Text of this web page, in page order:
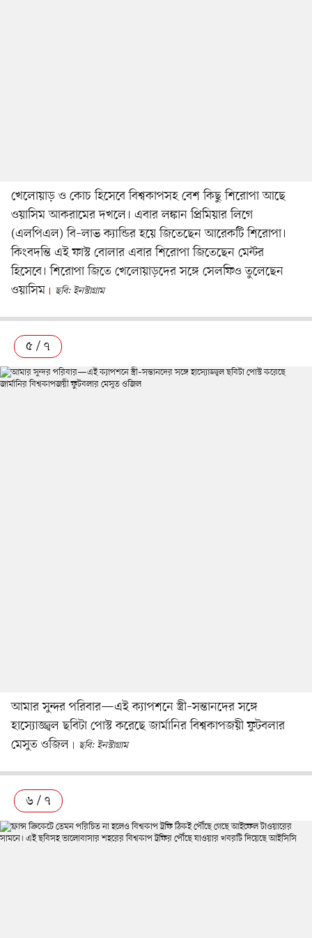
খেলোয়াড় ও কোচ হিসেবে বিশ্বকাপসহ বেশ কিছু শিরোপা আছে
ওয়াসিম আকরামের দখলে। এবার লঙ্কান প্রিমিয়ার লিগে
(এলপিএল) বি–লাভ ক্যান্ডির হয়ে জিতেছেন আরেকটি শিরোপা।
কিংবদন্তি এই ফাস্ট বোলার এবার শিরোপা জিতেছেন মেন্টর
হিসেবে। শিরোপা জিতে খেলোয়াড়দের সঙ্গে সেলফিও তুলেছেন
ওয়াসিম
ছবি: ইনস্টাগ্রাম
৫ / ৭
আমার সুন্দর পরিবার—এই ক্যাপশনে স্ত্রী–সন্তানদের সঙ্গে
হাস্যোজ্জ্বল ছবিটা পোস্ট করেছে জার্মানির বিশ্বকাপজয়ী ফুটবলার
মেসুত ওজিল
ছবি: ইনস্টাগ্রাম
৬ / ৭